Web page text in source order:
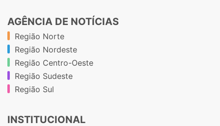
AGÊNCIA DE NOTÍCIAS
Região Norte
Região Nordeste
Região Centro-Oeste
Região Sudeste
Região Sul
INSTITUCIONAL